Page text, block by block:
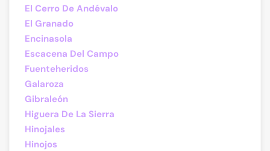
El Cerro De Andévalo
El Granado
Encinasola
Escacena Del Campo
Fuenteheridos
Galaroza
Gibraleón
Higuera De La Sierra
Hinojales
Hinojos